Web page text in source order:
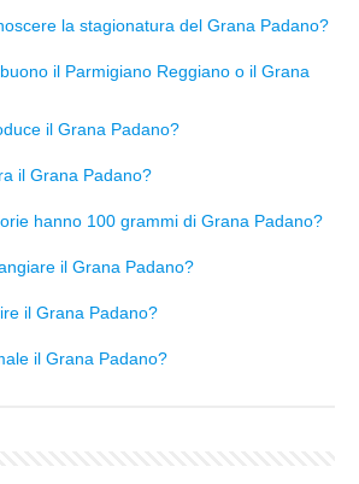
la stagionatura del Grana Padano?
il Parmigiano Reggiano o il Grana
il Grana Padano?
il Grana Padano?
hanno 100 grammi di Grana Padano?
il Grana Padano?
il Grana Padano?
il Grana Padano?